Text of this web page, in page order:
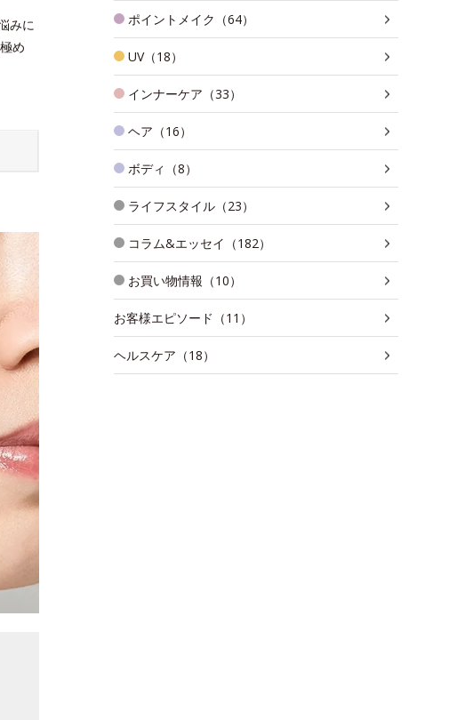
みに
め
ポイントメイク（64）
UV（18）
インナーケア（33）
ヘア（16）
ボディ（8）
ライフスタイル（23）
コラム&エッセイ（182）
お買い物情報（10）
お客様エピソード（11）
ヘルスケア（18）